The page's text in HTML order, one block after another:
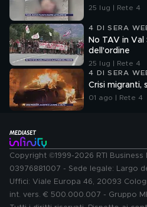
25 lug | Rete 4
4 DI SERA
No TAV in
dell'ordine
25 lug | Rete 4
4 DI SERA
Crisi migranti,
01 ago | Rete 4
Copyright ©1999-2026 RTI Business
03976881007 - Sede legale: Largo
Uffici: Viale Europa 46, 20093
int. vers. € 500.000.007 - Gruppo